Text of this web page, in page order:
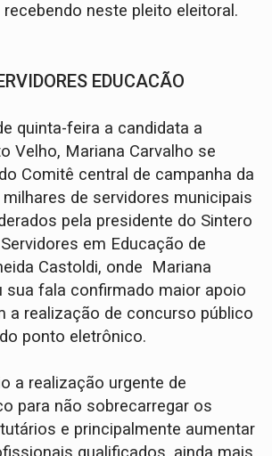
neste pleito eleitoral.
EDUCACÃO
quinta-feira a candidata a
Velho, Mariana Carvalho se
Comitê central de campanha da
de servidores municipais
pela presidente do Sintero
em Educação de
Castoldi, onde Mariana
sua fala confirmado maior apoio
a realização de concurso público
ponto eletrônico.
a realização urgente de
para não sobrecarregar os
e principalmente aumentar